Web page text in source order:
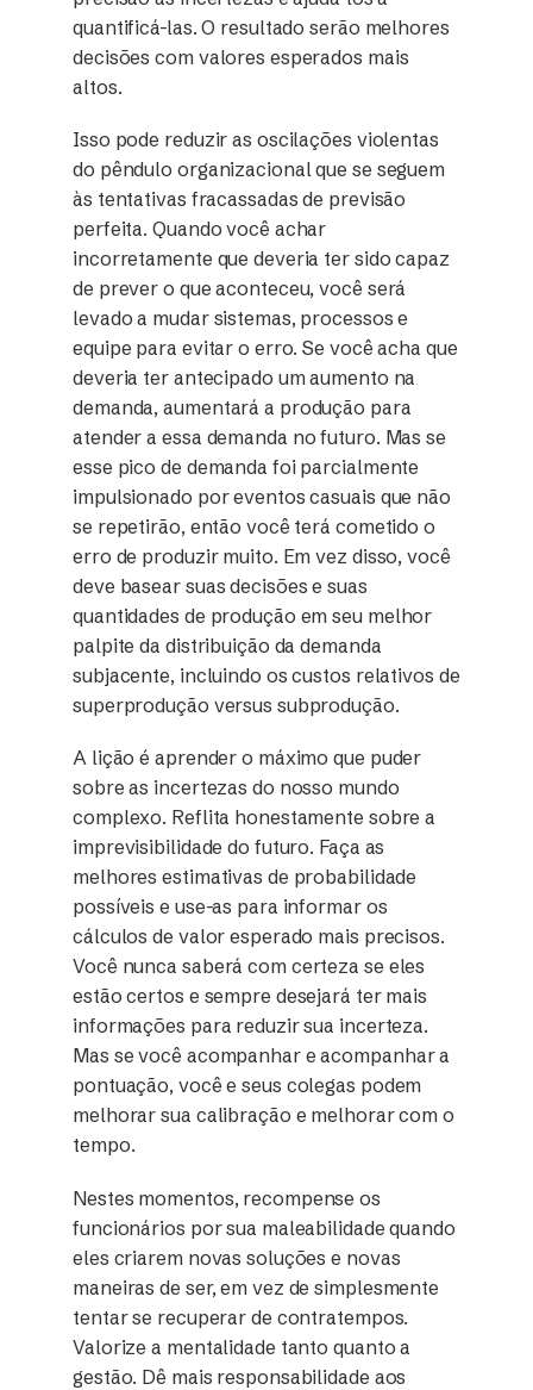
quantificá-las. O resultado serão melhores
decisões com valores esperados mais
altos.
Isso pode reduzir as oscilações violentas
do pêndulo organizacional que se seguem
às tentativas fracassadas de previsão
perfeita. Quando você achar
incorretamente que deveria ter sido capaz
de prever o que aconteceu, você será
levado a mudar sistemas, processos e
equipe para evitar o erro. Se você acha que
deveria ter antecipado um aumento na
demanda, aumentará a produção para
atender a essa demanda no futuro. Mas se
esse pico de demanda foi parcialmente
impulsionado por eventos casuais que não
se repetirão, então você terá cometido o
erro de produzir muito. Em vez disso, você
deve basear suas decisões e suas
quantidades de produção em seu melhor
palpite da distribuição da demanda
subjacente, incluindo os custos relativos de
superprodução versus subprodução.
A lição é aprender o máximo que puder
sobre as incertezas do nosso mundo
complexo. Reflita honestamente sobre a
imprevisibilidade do futuro. Faça as
melhores estimativas de probabilidade
possíveis e use-as para informar os
cálculos de valor esperado mais precisos.
Você nunca saberá com certeza se eles
estão certos e sempre desejará ter mais
informações para reduzir sua incerteza.
Mas se você acompanhar e acompanhar a
pontuação, você e seus colegas podem
melhorar sua calibração e melhorar com o
tempo.
Nestes momentos, recompense os
funcionários por sua maleabilidade quando
eles criarem novas soluções e novas
maneiras de ser, em vez de simplesmente
tentar se recuperar de contratempos.
Valorize a mentalidade tanto quanto a
gestão. Dê mais responsabilidade aos